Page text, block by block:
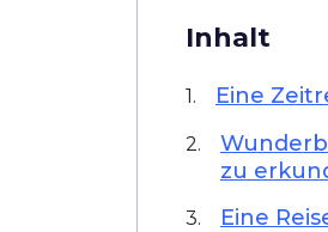
Inhalt
1. Eine
2.
zu
3. Eine